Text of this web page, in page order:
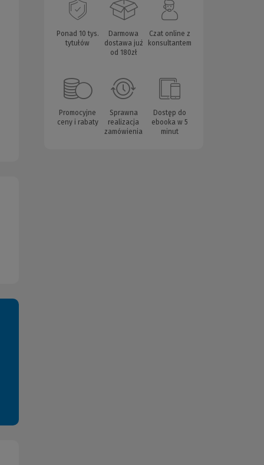
Ponad 10 tys.
tytułów
Darmowa
dostawa już
od 180zł
Czat online z
konsultantem
Promocyjne
ceny i rabaty
Sprawna
realizacja
zamówienia
Dostęp do
ebooka w 5
minut